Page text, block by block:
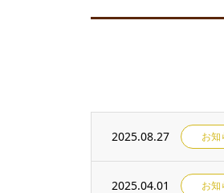
2025.08.27 お知
2025.04.01 お知